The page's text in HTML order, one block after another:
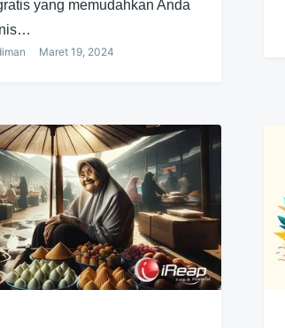
yang memudahkan Anda
Maret 19, 2024